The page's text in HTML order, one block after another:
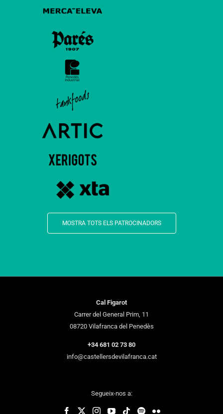
MOSTRA TOTS ELS PATROCINADORS
Cal Figarot
Carrer del General Prim, 11
08720 Vilafranca del Penedès
+34 681 02 73 80
info@castellersdevilafranca.cat
Segueix-nos a: